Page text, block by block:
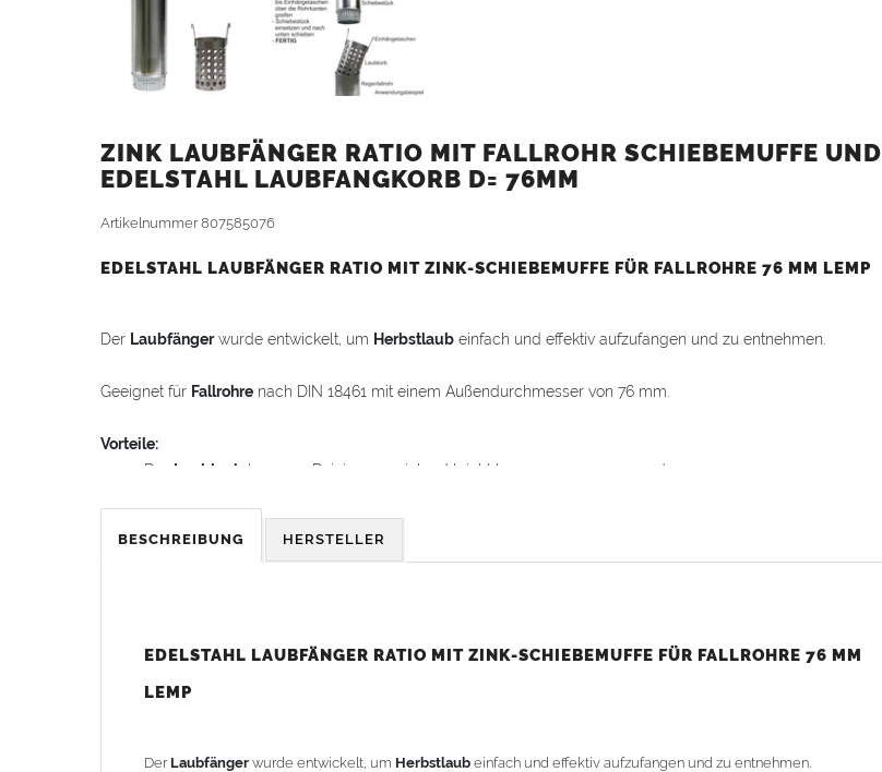
ZINK LAUBFÄNGER RATIO MIT FALLROHR SCHIEBEMUFFE UND
EDELSTAHL LAUBFANGKORB D= 76MM
Artikelnummer807585076
EDELSTAHL LAUBFÄNGER RATIO MIT ZINK-SCHIEBEMUFFE FÜR FALLROHRE 76 MM LEMP
Der Laubfängerwurde entwickelt, um Herbstlaub einfach und effektiv aufzufangen und zu entnehmen.
Geeignet für Fallrohre nach DIN 18461 mit einem Außendurchmesser von 76 mm.
Vorteile:
Der Laubkorb
kann zur Reinigung spielend leicht herausgenommen werden.
zum Stecken – nahtlose Montage im
einfache und schnelle Montage
Fallrohr
Schiebestück einsetzen und nach unten schieben
BESCHREIBUNG HERSTELLER
EDELSTAHL LAUBFÄNGER RATIO MIT ZINK-SCHIEBEMUFFE FÜR FALLROHRE 76 MM
LEMP
Der Laubfänger wurde entwickelt, um Herbstlaub einfach und effektiv aufzufangen und zu entnehmen.